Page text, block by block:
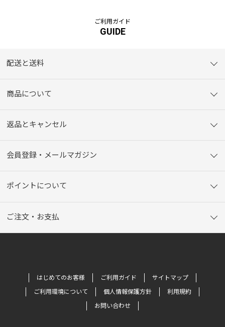
ご利用ガイド
GUIDE
配送と送料
商品について
返品とキャンセル
会員登録・メールマガジン
ポイントについて
ご注文・お支払
はじめてのお客様 ご利用ガイド
サイトマップ
ご利用環境について
個人情報保護方針
利用規約
お問い合わせ